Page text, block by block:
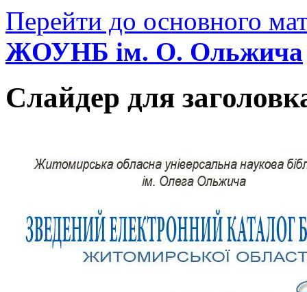
Перейти до основного
ЖОУНБ ім. О. Ольжича
Слайдер для